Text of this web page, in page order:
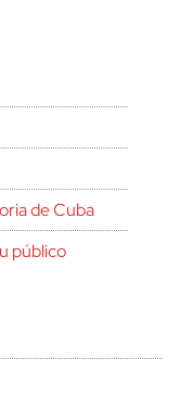
de Cuba
público